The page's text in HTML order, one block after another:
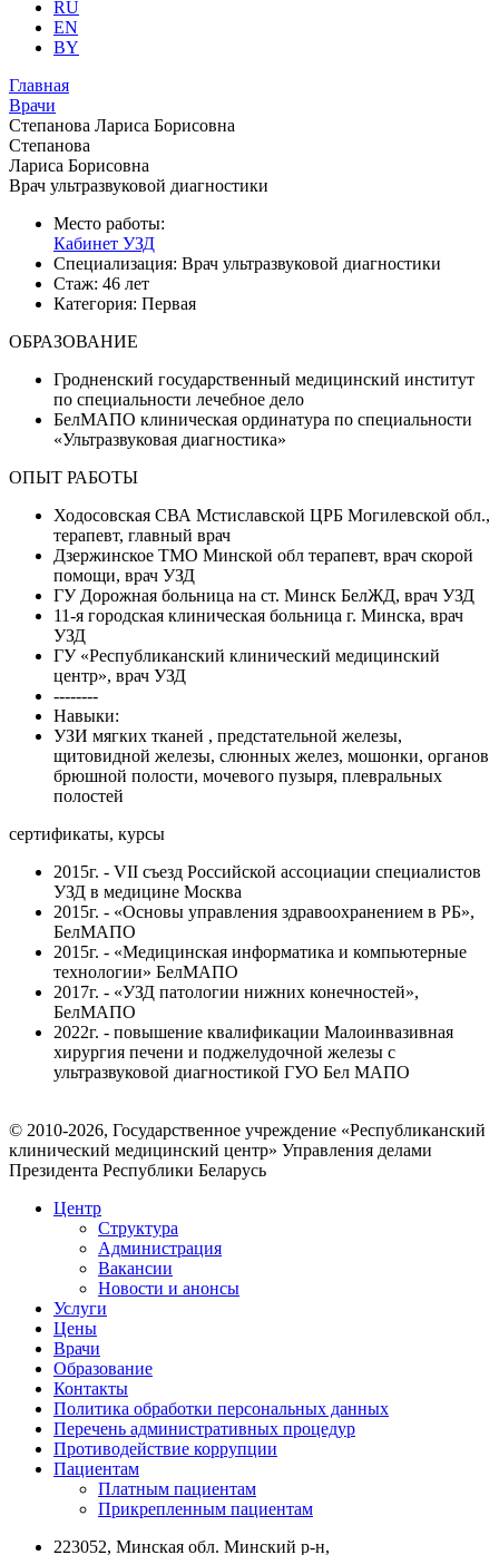
RU
EN
BY
Главная
Врачи
Степанова Лариса Борисовна
Степанова
Лариса Борисовна
Врач ультразвуковой диагностики
Место работы:
Кабинет УЗД
Специализация: Врач ультразвуковой диагностики
Стаж: 46 лет
Категория: Первая
ОБРАЗОВАНИЕ
Гродненский государственный медицинский институт
по специальности лечебное дело
БелМАПО клиническая ординатура по специальности
«Ультразвуковая диагностика»
ОПЫТ РАБОТЫ
Ходосовская СВА Мстиславской ЦРБ Могилевской обл.,
терапевт, главный врач
Дзержинское ТМО Минской обл терапевт, врач скорой
помощи, врач УЗД
ГУ Дорожная больница на ст. Минск БелЖД, врач УЗД
11-я городская клиническая больница г. Минска, врач
УЗД
ГУ «Республиканский клинический медицинский
центр», врач УЗД
--------
Навыки:
УЗИ мягких тканей , предстательной железы,
щитовидной железы, слюнных желез, мошонки, органов
брюшной полости, мочевого пузыря, плевральных
полостей
сертификаты, курсы
2015г. - VII съезд Российской ассоциации специалистов
УЗД в медицине Москва
2015г. - «Основы управления здравоохранением в РБ»,
БелМАПО
2015г. - «Медицинская информатика и компьютерные
технологии» БелМАПО
2017г. - «УЗД патологии нижних конечностей»,
БелМАПО
2022г. - повышение квалификации Малоинвазивная
хирургия печени и поджелудочной железы с
ультразвуковой диагностикой ГУО Бел МАПО
© 2010-2026, Государственное учреждение «Республиканский
клинический медицинский центр» Управления делами
Президента Республики Беларусь
Центр
Структура
Администрация
Вакансии
Новости и анонсы
Услуги
Цены
Врачи
Образование
Контакты
Политика обработки персональных данных
Перечень административных процедур
Противодействие коррупции
Пациентам
Платным пациентам
Прикрепленным пациентам
223052, Минская обл. Минский р-н,